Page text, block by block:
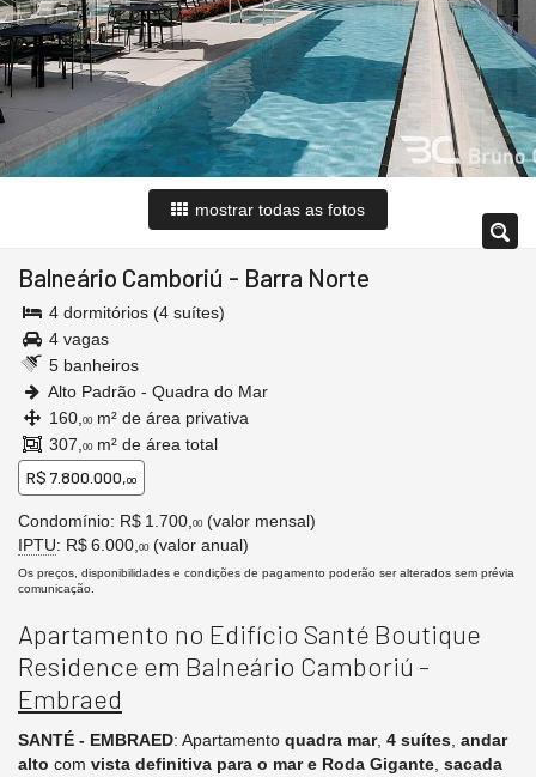
mostrar todas as fotos
Balneário Camboriú - Barra Norte
4 dormitórios (4 suítes)
4 vagas
5 banheiros
Alto Padrão - Quadra do Mar
160, 00 m² de área privativa
307, 00 m² de área total
R$ 7.800.000,00
Condomínio: R$ 1.700, 00 (valor mensal)
IPTU: R$ 6.000, 00 (valor anual)
Os preços, disponibilidades e condições de pagamento poderão ser alterados sem prévia
comunicação.
Apartamento no Edifício Santé Boutique
Residence em Balneário Camboriú -
Embraed
SANTÉ - EMBRAED: Apartamento quadra mar, 4 suítes, andar
alto com vista definitiva para o mar e Roda Gigante, sacada